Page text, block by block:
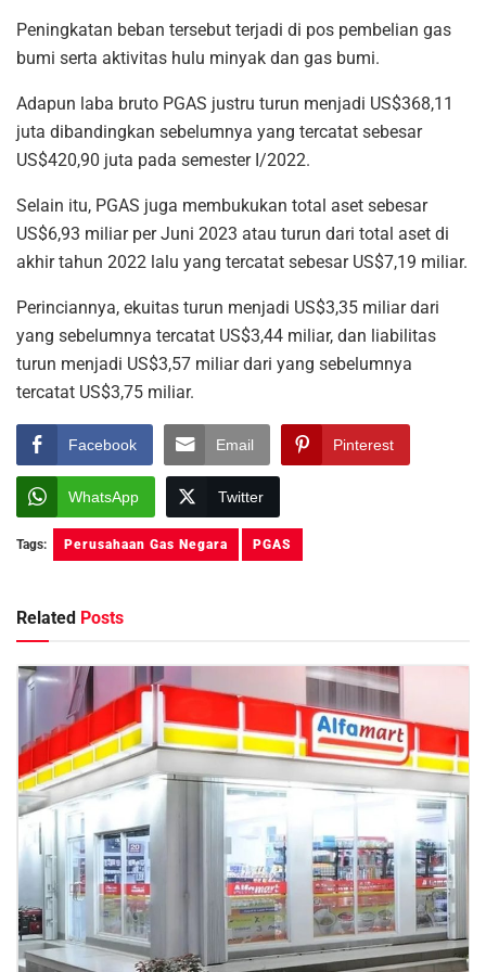
Peningkatan beban tersebut terjadi di pos pembelian gas
bumi serta aktivitas hulu minyak dan gas bumi.
Adapun laba bruto PGAS justru turun menjadi US$368,11
juta dibandingkan sebelumnya yang tercatat sebesar
US$420,90 juta pada semester I/2022.
Selain itu, PGAS juga membukukan total aset sebesar
US$6,93 miliar per Juni 2023 atau turun dari total aset di
akhir tahun 2022 lalu yang tercatat sebesar US$7,19 miliar.
Perinciannya, ekuitas turun menjadi US$3,35 miliar dari
yang sebelumnya tercatat US$3,44 miliar, dan liabilitas
turun menjadi US$3,57 miliar dari yang sebelumnya
tercatat US$3,75 miliar.
Facebook Email Pinterest
WhatsApp Twitter
Tags: Perusahaan Gas Negara PGAS
Related Posts